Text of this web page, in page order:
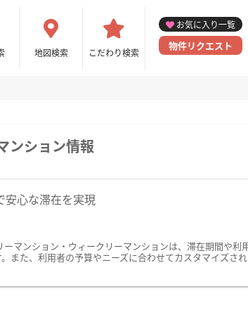
地図検索 こだわり検索
お気に入り一覧
物件リクエスト
ンション情報
安心な滞在を実現
マンション・ウィークリーマンションは、滞在期間や利
また、利用者の予算やニーズに合わせてカスタマイズさ